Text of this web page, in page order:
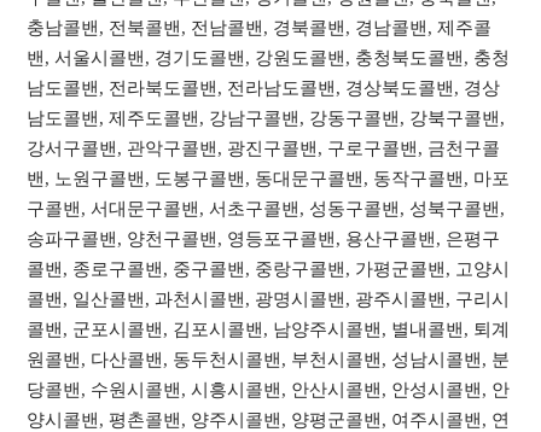
충남콜밴, 전북콜밴, 전남콜밴, 경북콜밴, 경남콜밴, 제주콜
밴, 서울시콜밴, 경기도콜밴, 강원도콜밴, 충청북도콜밴, 충청
남도콜밴, 전라북도콜밴, 전라남도콜밴, 경상북도콜밴, 경상
남도콜밴, 제주도콜밴, 강남구콜밴, 강동구콜밴, 강북구콜밴,
강서구콜밴, 관악구콜밴, 광진구콜밴, 구로구콜밴, 금천구콜
밴, 노원구콜밴, 도봉구콜밴, 동대문구콜밴, 동작구콜밴, 마포
구콜밴, 서대문구콜밴, 서초구콜밴, 성동구콜밴, 성북구콜밴,
송파구콜밴, 양천구콜밴, 영등포구콜밴, 용산구콜밴, 은평구
콜밴, 종로구콜밴, 중구콜밴, 중랑구콜밴, 가평군콜밴, 고양시
콜밴, 일산콜밴, 과천시콜밴, 광명시콜밴, 광주시콜밴, 구리시
콜밴, 군포시콜밴, 김포시콜밴, 남양주시콜밴, 별내콜밴, 퇴계
원콜밴, 다산콜밴, 동두천시콜밴, 부천시콜밴, 성남시콜밴, 분
당콜밴, 수원시콜밴, 시흥시콜밴, 안산시콜밴, 안성시콜밴, 안
양시콜밴, 평촌콜밴, 양주시콜밴, 양평군콜밴, 여주시콜밴, 연